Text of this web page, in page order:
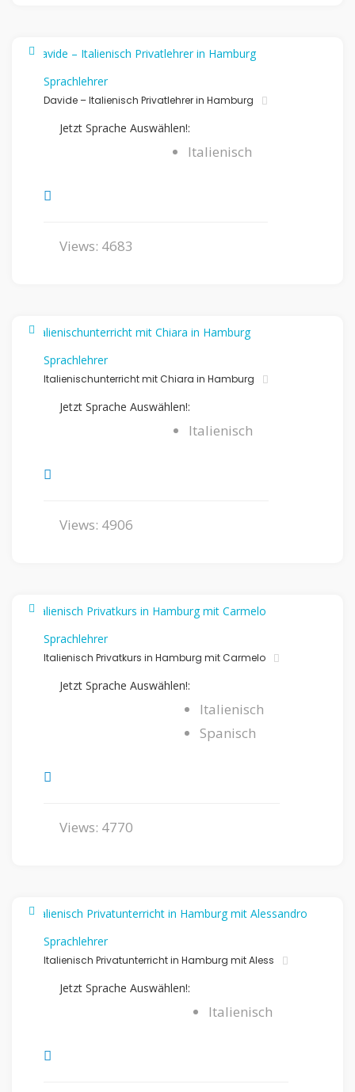
Sprachlehrer
Davide – Italienisch Privatlehrer in Hamburg
Jetzt Sprache Auswählen!:
Italienisch
Views: 4683
Sprachlehrer
Italienischunterricht mit Chiara in Hamburg
Jetzt Sprache Auswählen!:
Italienisch
Views: 4906
Sprachlehrer
Italienisch Privatkurs in Hamburg mit Carmelo
Jetzt Sprache Auswählen!:
Italienisch
Spanisch
Views: 4770
Sprachlehrer
Italienisch Privatunterricht in Hamburg mit Aless
Jetzt Sprache Auswählen!:
Italienisch